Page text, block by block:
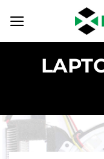
content